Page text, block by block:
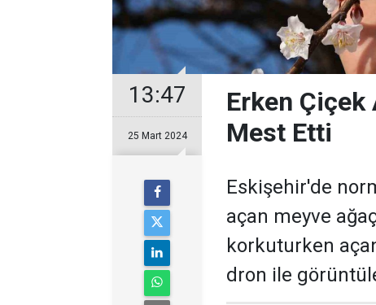
13:47
25 Mart 2024
Erken Çiçek
Mest Etti
Eskişehir'de
açan meyve
korkuturken
dron ile